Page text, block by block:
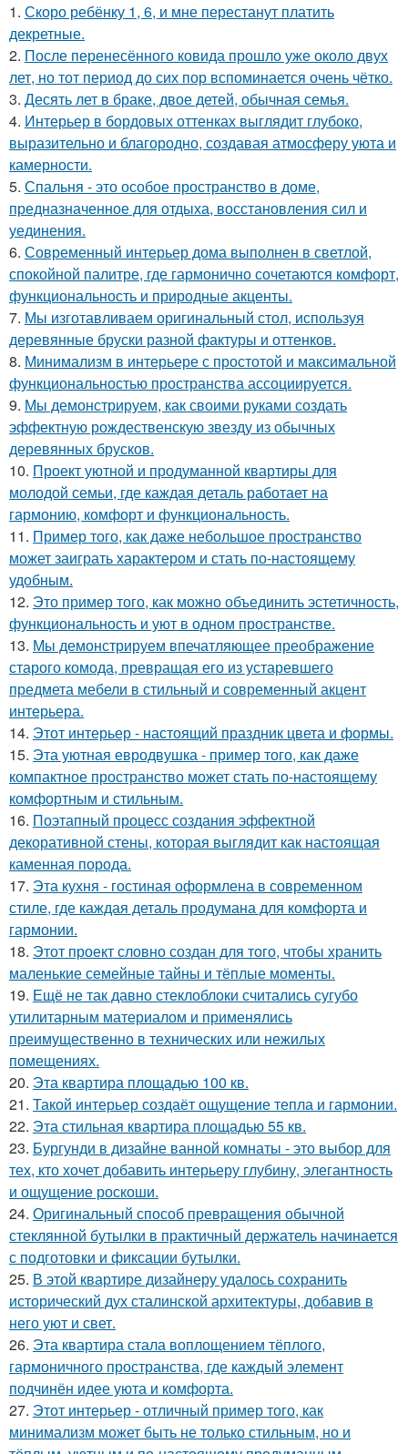
1. Скоро ребёнку 1, 6, и мне перестанут платить
декретные.
2. После перенесённого ковида прошло уже около двух
лет, но тот период до сих пор вспоминается очень чётко.
3. Десять лет в браке, двое детей, обычная семья.
4. Интерьер в бордовых оттенках выглядит глубоко,
выразительно и благородно, создавая атмосферу уюта и
камерности.
5. Спальня - это особое пространство в доме,
предназначенное для отдыха, восстановления сил и
уединения.
6. Современный интерьер дома выполнен в светлой,
спокойной палитре, где гармонично сочетаются комфорт,
функциональность и природные акценты.
7. Мы изготавливаем оригинальный стол, используя
деревянные бруски разной фактуры и оттенков.
8. Минимализм в интерьере с простотой и максимальной
функциональностью пространства ассоциируется.
9. Мы демонстрируем, как своими руками создать
эффектную рождественскую звезду из обычных
деревянных брусков.
10. Проект уютной и продуманной квартиры для
молодой семьи, где каждая деталь работает на
гармонию, комфорт и функциональность.
11. Пример того, как даже небольшое пространство
может заиграть характером и стать по-настоящему
удобным.
12. Это пример того, как можно объединить эстетичность,
функциональность и уют в одном пространстве.
13. Мы демонстрируем впечатляющее преображение
старого комода, превращая его из устаревшего
предмета мебели в стильный и современный акцент
интерьера.
14. Этот интерьер - настоящий праздник цвета и формы.
15. Эта уютная евродвушка - пример того, как даже
компактное пространство может стать по-настоящему
комфортным и стильным.
16. Поэтапный процесс создания эффектной
декоративной стены, которая выглядит как настоящая
каменная порода.
17. Эта кухня - гостиная оформлена в современном
стиле, где каждая деталь продумана для комфорта и
гармонии.
18. Этот проект словно создан для того, чтобы хранить
маленькие семейные тайны и тёплые моменты.
19. Ещё не так давно стеклоблоки считались сугубо
утилитарным материалом и применялись
преимущественно в технических или нежилых
помещениях.
20. Эта квартира площадью 100 кв.
21. Такой интерьер создаёт ощущение тепла и гармонии.
22. Эта стильная квартира площадью 55 кв.
23. Бургунди в дизайне ванной комнаты - это выбор для
тех, кто хочет добавить интерьеру глубину, элегантность
и ощущение роскоши.
24. Оригинальный способ превращения обычной
стеклянной бутылки в практичный держатель начинается
с подготовки и фиксации бутылки.
25. В этой квартире дизайнеру удалось сохранить
исторический дух сталинской архитектуры, добавив в
него уют и свет.
26. Эта квартира стала воплощением тёплого,
гармоничного пространства, где каждый элемент
подчинён идее уюта и комфорта.
27. Этот интерьер - отличный пример того, как
минимализм может быть не только стильным, но и